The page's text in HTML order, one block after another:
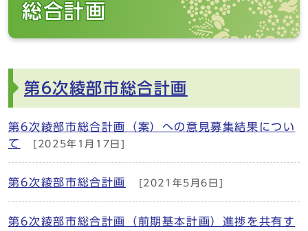
総合計画
第6次綾部市総合計画
第6次綾部市総合計画（案）への意⾒募集結果につい
て
[2025年1月17日]
第6次綾部市総合計画 [2021年5月6日]
第6次綾部市総合計画（前期基本計画）進捗を共有す